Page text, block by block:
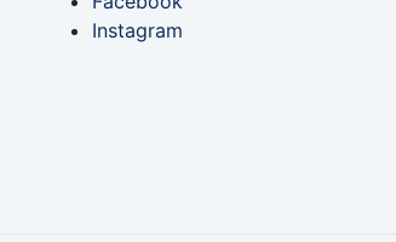
Instagram